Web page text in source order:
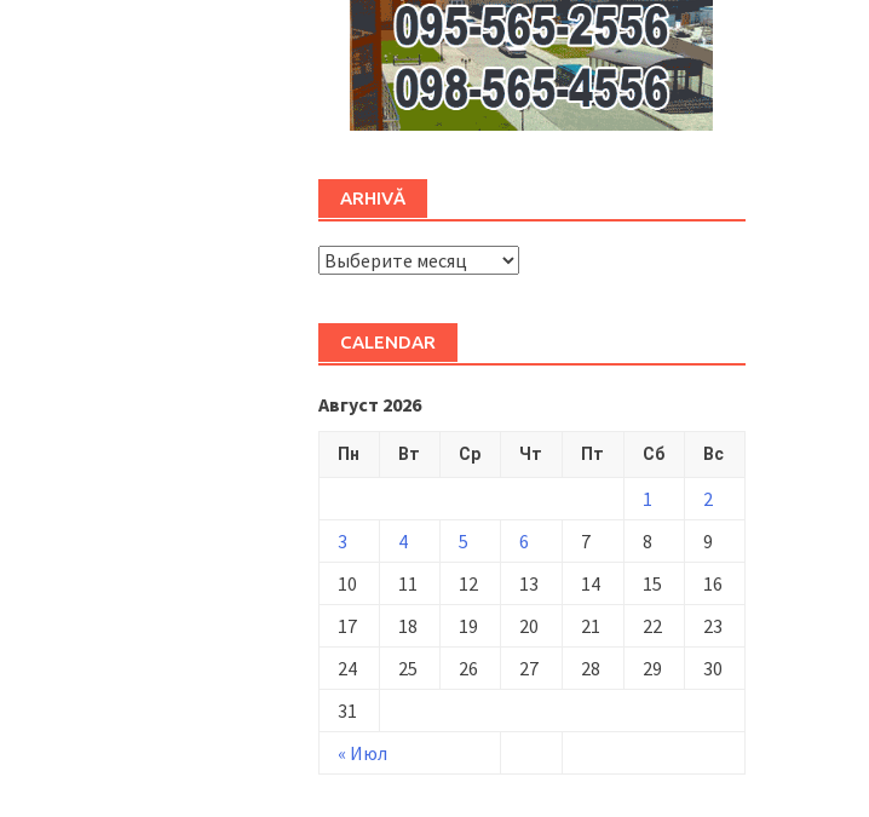
ARHIVĂ
ARHIVĂ
CALENDAR
Август 2026
Пн Вт Ср Чт Пт Сб Вс
« Июл
1
2
3
4 5 6 7 8
9
10
11 12 13 14 15
16
17
18 19 20 21 22
23
24
25 26 27 28 29
30
31